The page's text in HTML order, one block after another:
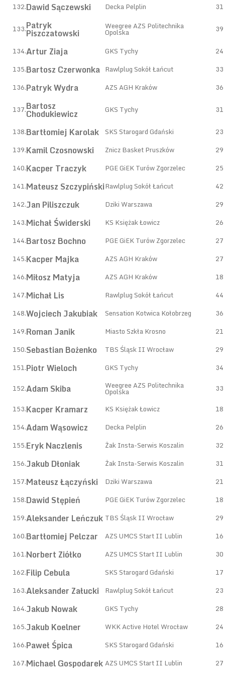
132.Dawid Sączewski Decka Pelplin
31
133.Patryk
Piszczatowski
Weegree AZS Politechnika
Opolska
39
134.Artur Ziaja GKS Tychy
24
135.Bartosz Czerwonka Rawlplug Sokół Łańcut
33
136.Patryk Wydra AZS AGH Kraków
36
137.Bartosz
Chodukiewicz GKS Tychy
31
138.Bartłomiej Karolak SKS Starogard Gdański
23
139.Kamil Czosnowski Znicz Basket Pruszków
29
140.Kacper Traczyk PGE GiEK Turów Zgorzelec
25
141.Mateusz SzczypińskiRawlplug Sokół Łańcut
42
142.Jan Piliszczuk Dziki Warszawa
29
143.Michał Świderski KS Księżak Łowicz
26
144.Bartosz Bochno PGE GiEK Turów Zgorzelec
27
145.Kacper Majka AZS AGH Kraków
27
146.Miłosz Matyja AZS AGH Kraków
18
147.Michał Lis Rawlplug Sokół Łańcut
44
148.Wojciech Jakubiak Sensation Kotwica Kołobrzeg
36
149.Roman Janik Miasto Szkła Krosno
21
150.Sebastian Bożenko TBS Śląsk II Wrocław
29
151.Piotr Wieloch GKS Tychy
34
152.Adam Skiba Weegree AZS Politechnika
Opolska
33
153.Kacper Kramarz KS Księżak Łowicz
18
154.Adam Wąsowicz Decka Pelplin
26
155.Eryk Naczlenis Żak Insta-Serwis Koszalin
32
156.Jakub Dłoniak Żak Insta-Serwis Koszalin
31
157.Mateusz Łączyński Dziki Warszawa
21
158.Dawid Stępień PGE GiEK Turów Zgorzelec
18
159.Aleksander Leńczuk TBS Śląsk II Wrocław
29
160.Bartłomiej Pelczar AZS UMCS Start II Lublin
16
161.Norbert Ziółko AZS UMCS Start II Lublin
30
162.Filip Cebula SKS Starogard Gdański
17
163.Aleksander Załucki Rawlplug Sokół Łańcut
23
164.Jakub Nowak GKS Tychy
28
165.Jakub Koelner WKK Active Hotel Wrocław
24
166.Paweł Śpica SKS Starogard Gdański
16
167.Michael GospodarekAZS UMCS Start II Lublin
27